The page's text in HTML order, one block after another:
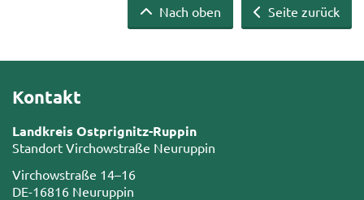
Seite zurück
Nach oben
Kontakt
Landkreis Ostprignitz-Ruppin
Standort Virchowstraße Neuruppin
Virchowstraße 14–16
DE-16816 Neuruppin